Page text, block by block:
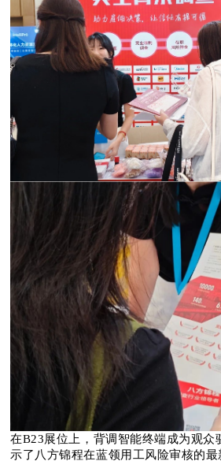
在B23展位上，背调智能终端成为观众
示了八方锦程在蓝领用工风险审核的